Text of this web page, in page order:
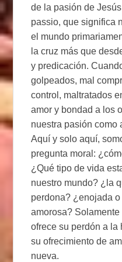
de la pasión de
passio, que significa
el mundo
la cruz más que
y predicación.
golpeados, mal
control, maltratados
amor y bondad a los
nuestra pasión como
Aquí y solo aquí,
pregunta moral:
¿Qué tipo de vida
nuestro mundo? ¿la
perdona? ¿enojada
amorosa?
ofrece su perdón a la
su ofrecimiento de
nueva.